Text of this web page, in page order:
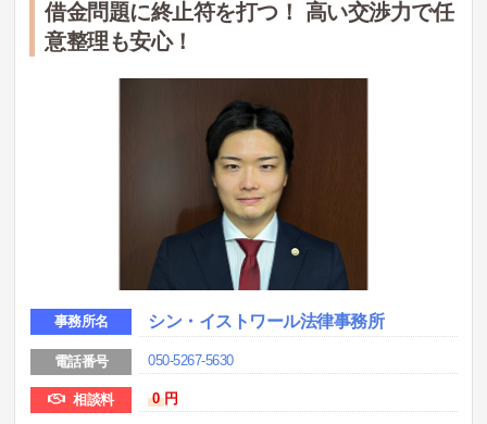
借金問題に終止符を打つ！ 高い交渉力で任
意整理も安心！
事務所名 シン・イストワール法律事務所
電話番号 050-5267-5630
相談料 0 円